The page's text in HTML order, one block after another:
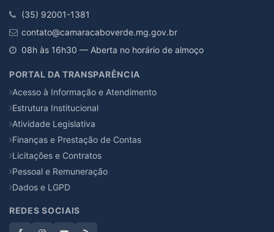
(35) 92001-1381
contato@camaracaboverde.mg.gov.br
08h às 16h30 — Aberta no horário de almoço
PORTAL DA TRANSPARÊNCIA
Acesso à Informação e Atendimento
Estrutura Institucional
Atividade Legislativa
Finanças e Prestação de Contas
Licitações e Contratos
Pessoal e Remuneração
Dados e LGPD
REDES SOCIAIS